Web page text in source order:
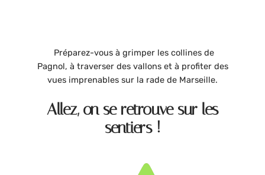
Préparez-vous à grimper les collines de
Pagnol, à traverser des vallons et à profiter des
vues imprenables sur la rade de Marseille.
Allez, on se retrouve sur les
sentiers !